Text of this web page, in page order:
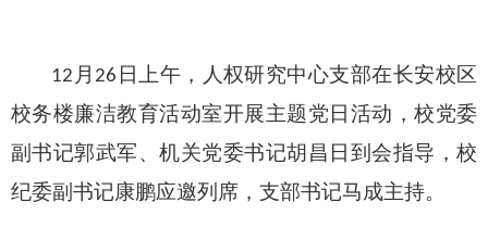
12 月26 日上午，人权研究中心支部在长安校区
校务楼廉洁教育活动室开展主题党日活动，校党委
副书记郭武军、机关党委书记胡昌日到会指导，校
纪委副书记康鹏应邀列席，支部书记马成主持。